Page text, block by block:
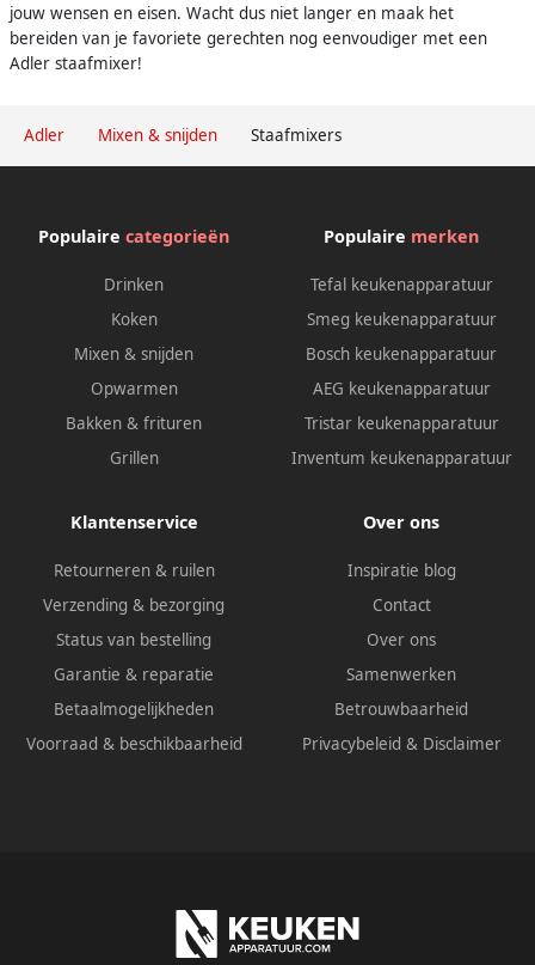
Adler Mixen & snijden Staafmixers
jouw wensen en eisen. Wacht dus niet langer en maak het
bereiden van je favoriete gerechten nog eenvoudiger met een
Adler staafmixer!
Populaire categorieën
Drinken
Koken
Mixen & snijden
Opwarmen
Bakken & frituren
Grillen
Populaire merken
Tefal keukenapparatuur
Smeg keukenapparatuur
Bosch keukenapparatuur
AEG keukenapparatuur
Tristar keukenapparatuur
Inventum keukenapparatuur
Klantenservice
Retourneren & ruilen
Verzending & bezorging
Status van bestelling
Garantie & reparatie
Betaalmogelijkheden
Voorraad & beschikbaarheid
Over ons
Inspiratie blog
Contact
Over ons
Samenwerken
Betrouwbaarheid
Privacybeleid & Disclaimer